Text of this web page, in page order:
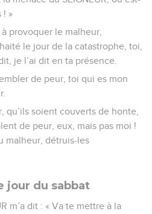
! »
provoquer le malheur,
le jour de la catastrophe, toi,
je l’ai dit en ta présence.
de peur, toi qui es mon
qu’ils soient couverts de honte,
de peur, eux, mais pas moi !
malheur, détruis-les
jour du sabbat
m’a dit : « Va te mettre à la